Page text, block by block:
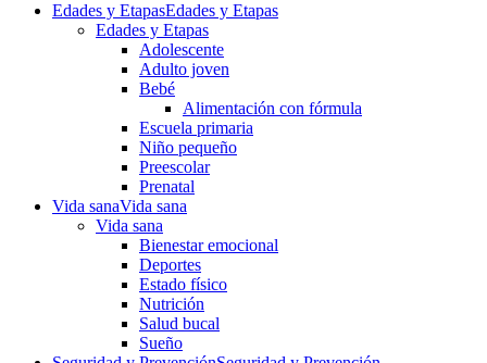
Edades y EtapasEdades y Etapas
Edades y Etapas
Adolescente
Adulto joven
Bebé
Alimentación con fórmula
Escuela primaria
Niño pequeño
Preescolar
Prenatal
Vida sanaVida sana
Vida sana
Bienestar emocional
Deportes
Estado físico
Nutrición
Salud bucal
Sueño